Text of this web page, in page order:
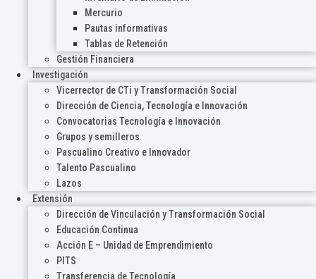
Mercurio
Pautas informativas
Tablas de Retención
Gestión Financiera
Investigación
Vicerrector de CTi y Transformación Social
Dirección de Ciencia, Tecnología e Innovación
Convocatorias Tecnología e Innovación
Grupos y semilleros
Pascualino Creativo e Innovador
Talento Pascualino
Lazos
Extensión
Dirección de Vinculación y Transformación Social
Educación Continua
Acción E – Unidad de Emprendimiento
PITS
Transferencia de Tecnología